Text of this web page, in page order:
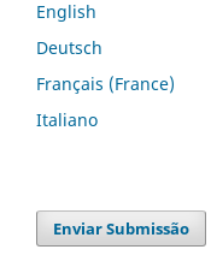
English
Deutsch
Français (France)
Italiano
Enviar Submissão